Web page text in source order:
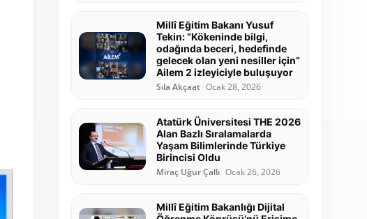
Millî Eğitim Bakanı Yusuf
Tekin: “Kökeninde bilgi,
odağında beceri, hedefinde
gelecek olan yeni nesiller için”
Ailem 2 izleyiciyle buluşuyor
Sıla Akçaat Ocak 28, 2026
Atatürk Üniversitesi THE 2026
Alan Bazlı Sıralamalarda
Yaşam Bilimlerinde Türkiye
Birincisi Oldu
Miraç Uğur Çallı Ocak 26, 2026
Millî Eğitim Bakanlığı Dijital